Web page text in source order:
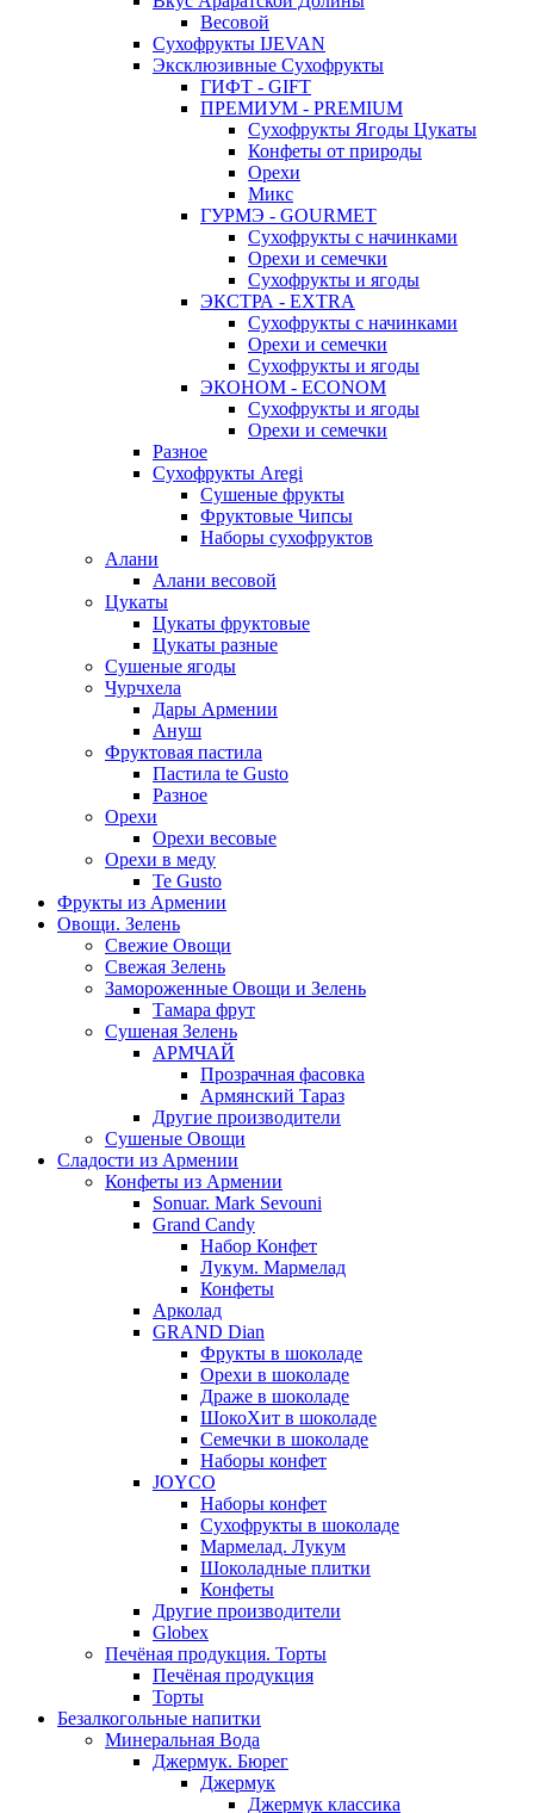
Весовой
Сухофрукты IJEVAN
Эксклюзивные Сухофрукты
ГИФТ - GIFT
ПРЕМИУМ - PREMIUM
Сухофрукты Ягоды Цукаты
Конфеты от природы
Орехи
Микс
ГУРМЭ - GOURMET
Сухофрукты с начинками
Орехи и семечки
Сухофрукты и ягоды
ЭКСТРА - EXTRA
Сухофрукты с начинками
Орехи и семечки
Сухофрукты и ягоды
ЭКОНОМ - ECONOM
Сухофрукты и ягоды
Орехи и семечки
Разное
Сухофрукты Aregi
Сушеные фрукты
Фруктовые Чипсы
Наборы сухофруктов
Алани
Алани весовой
Цукаты
Цукаты фруктовые
Цукаты разные
Сушеные ягоды
Чурчхела
Дары Армении
Ануш
Фруктовая пастила
Пастила te Gusto
Разное
Орехи
Орехи весовые
Орехи в меду
Te Gusto
Фрукты из Армении
Овощи. Зелень
Свежие Овощи
Свежая Зелень
Замороженные Овощи и Зелень
Тамара фрут
Сушеная Зелень
АРМЧАЙ
Прозрачная фасовка
Армянский Тараз
Другие производители
Сушеные Овощи
Сладости из Армении
Конфеты из Армении
Sonuar. Mark Sevouni
Grand Candy
Набор Конфет
Лукум. Мармелад
Конфеты
Арколад
GRAND Dian
Фрукты в шоколаде
Орехи в шоколаде
Драже в шоколаде
ШокоХит в шоколаде
Семечки в шоколаде
Наборы конфет
JOYCO
Наборы конфет
Сухофрукты в шоколаде
Мармелад. Лукум
Шоколадные плитки
Конфеты
Другие производители
Globex
Печёная продукция. Торты
Печёная продукция
Торты
Безалкогольные напитки
Минеральная Вода
Джермук. Бюрег
Джермук
Джермук классика